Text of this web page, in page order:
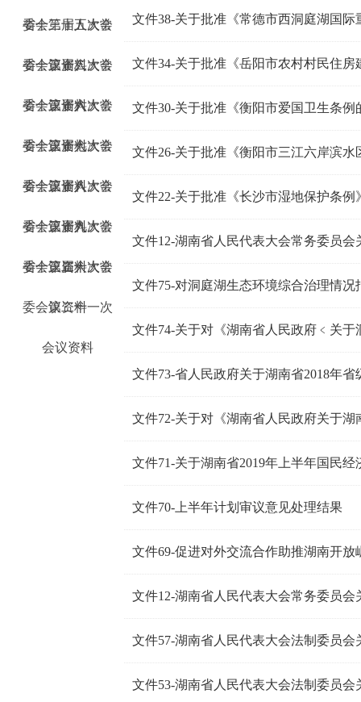
议资料
委会第十五次会
议资料
省十三届人大常
委会第十二次会
议资料
省十三届人大常
委会第十六次会
议资料
省十三届人大常
委会第十七次会
议资料
省十三届人大常
委会第十八次会
议资料
省十三届人大常
委会第十九次会
议资料
省十三届人大常
委会第二十次会
议资料
省十三届人大常
委会第二十一次
会议资料
文件38-关于批准《常德市西洞庭湖国
文件34-关于批准《岳阳市农村村民住
文件30-关于批准《衡阳市爱国卫生条例
文件26-关于批准《衡阳市三江六岸滨
文件22-关于批准《长沙市湿地保护条例
文件75-对洞庭湖生态环境综合治理情
文件70-上半年计划审议意见处理结果
文件69-促进对外交流合作助推湖南开放